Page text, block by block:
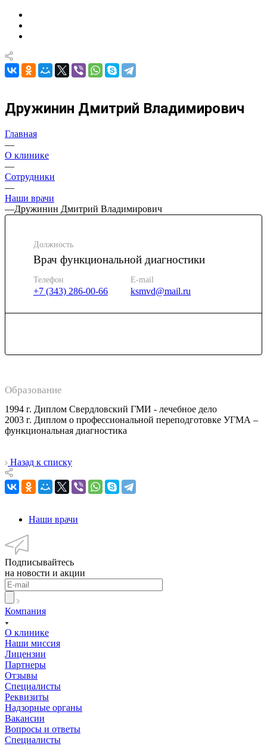
Дружинин Дмитрий Владимирович
Главная
—
О клинике
—
Сотрудники
—
Наши врачи
—Дружинин Дмитрий Владимирович
Должность
Врач функциональной диагностики
Телефон
+7 (343) 286-00-66
E-mail
ksmvd@mail.ru
Образование
1994 г. Диплом Свердловский ГМИ - лечебное дело
2003 г. Диплом о профессиональной переподготовке УГМА –
функциональная диагностика
Назад к списку
Наши врачи
Подписывайтесь
на новости и акции
Компания
О клинике
Наши миссия
Лицензии
Партнеры
Отзывы
Специалисты
Реквизиты
Надзорные органы
Вакансии
Вопросы и ответы
Специалисты